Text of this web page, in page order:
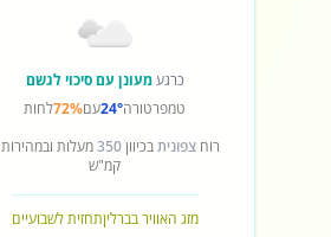
כרגעמעונן עם סיכוי לגשם
טמפרטורה24°עם72%לחות
רוח צפוניתבכיוון350מעלות ובמהירות
קמ"ש
מזג האוויר בברליןתחזית לשבועיים